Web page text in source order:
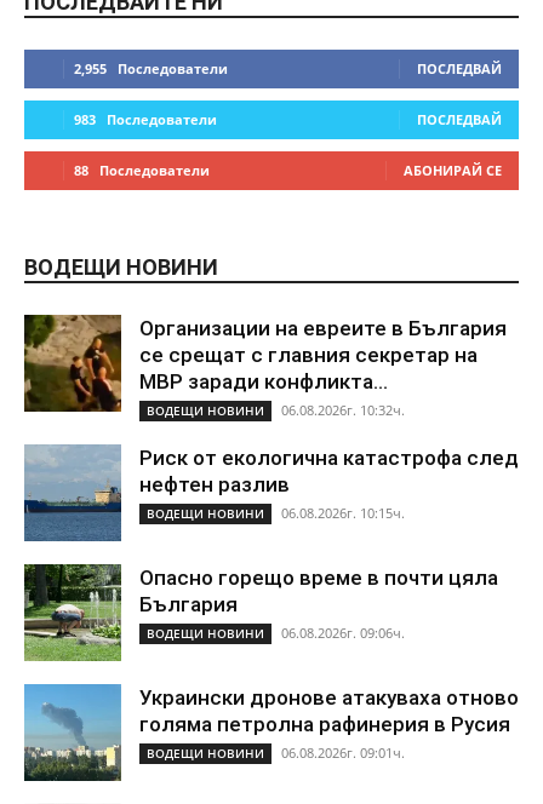
2,955 Последователи ПОСЛЕДВАЙ
983 Последователи ПОСЛЕДВАЙ
88 Последователи АБОНИРАЙ СЕ
ВОДЕЩИ НОВИНИ
Организации на евреите в България
се срещат с главния секретар на
МВР заради конфликта...
ВОДЕЩИ НОВИНИ 06.08.2026г. 10:32ч.
Риск от екологична катастрофа след
нефтен разлив
ВОДЕЩИ НОВИНИ 06.08.2026г. 10:15ч.
Опасно горещо време в почти цяла
България
ВОДЕЩИ НОВИНИ 06.08.2026г. 09:06ч.
Украински дронове атакуваха отново
голяма петролна рафинерия в Русия
ВОДЕЩИ НОВИНИ 06.08.2026г. 09:01ч.